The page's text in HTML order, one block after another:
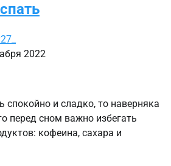
2022
спокойно и сладко, то наверняка
перед сном важно избегать
кофеина, сахара и